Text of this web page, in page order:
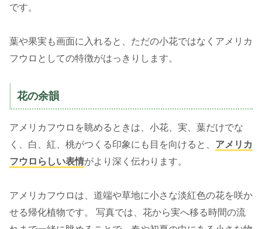
です。
葉や果実も画面に入れると、ただの小花ではなくアメリカ
フウロとしての特徴がはっきりします。
花の余韻
アメリカフウロを眺めるときは、小花、実、葉だけでな
く、白、紅、桃がつくる印象にも目を向けると、 アメリカ
フウロらしい表情がより深く伝わります。
アメリカフウロは、道端や草地に小さな淡紅色の花を咲か
せる帰化植物です。 写真では、花から実へ移る時間の流